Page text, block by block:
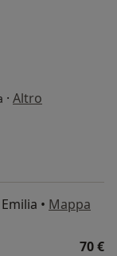
· Altro
• Mappa
70 €